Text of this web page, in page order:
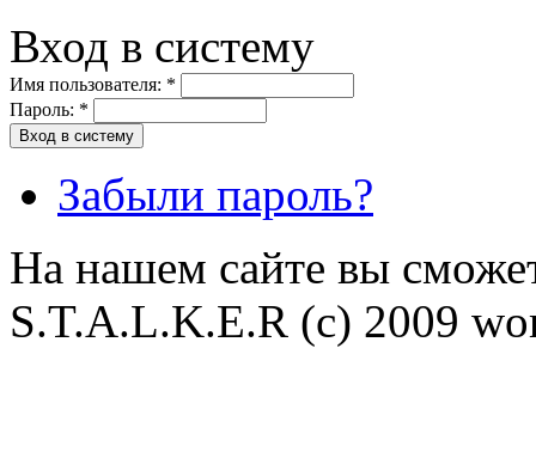
Вход в систему
Имя пользователя: *
Пароль: *
Забыли пароль?
На нашем сайте вы
S.T.A.L.K.E.R (с) 2009